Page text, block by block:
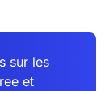
sur les
et